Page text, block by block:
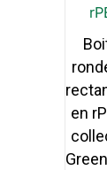
en